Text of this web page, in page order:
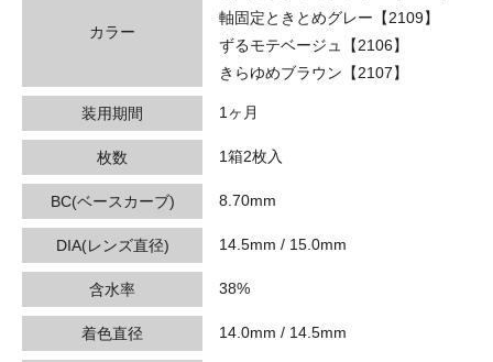
カラー
軸固定ときとめグレー【2109】
ずるモテベージュ【2106】
きらゆめブラウン【2107】
装用期間 1ヶ月
枚数 1箱2枚入
BC(ベースカーブ) 8.70mm
DIA(レンズ直径) 14.5mm / 15.0mm
含水率 38%
着色直径 14.0mm / 14.5mm